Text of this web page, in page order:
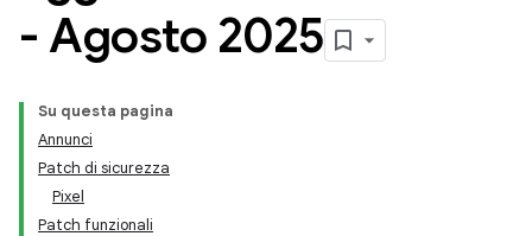
- Agosto 2025
Su questa pagina
Annunci
Patch di sicurezza
Pixel
Patch funzionali